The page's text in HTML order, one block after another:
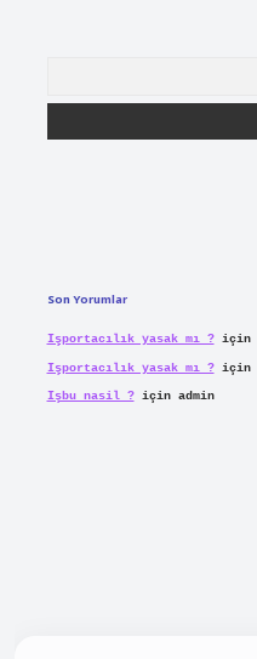
Son Yorumlar
Işportacılık yasak mı ?için
Işportacılık yasak mı ?için
Işbu nasil ?için admin